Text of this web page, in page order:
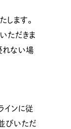
します。
ただきま
れない場
インに従
びいただ